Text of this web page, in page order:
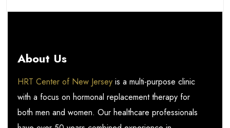
About Us
HRT Center of New Jersey is a multi-purpose clinic
with a focus on hormonal replacement therapy for
both men and women. Our healthcare professionals